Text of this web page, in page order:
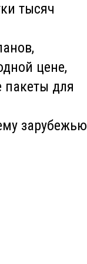
тысяч
цене,
пакеты для
зарубежью